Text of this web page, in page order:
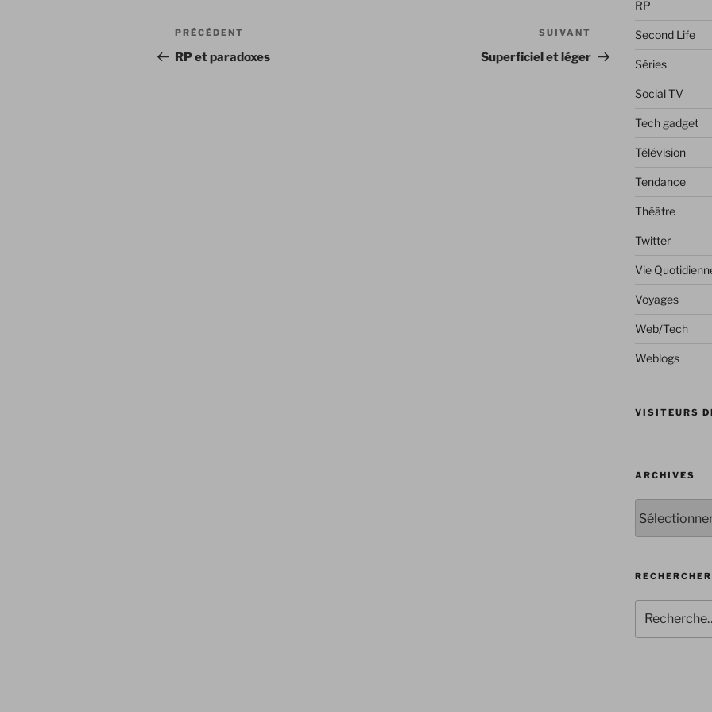
Navigation
de
Article
précédent
PRÉCÉDENT
RP et paradoxes
suivant
SUIVANT
Superficiel et léger
RP
Second Life
Séries
Social TV
Tech gadget
Télévision
Tendance
Théâtre
Twitter
Vie
Voyages
Web/Tech
Weblogs
VISITEURS
ARCHIVES
pour
: